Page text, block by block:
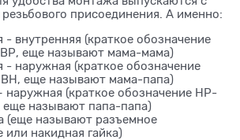
присоединения. А именно:
- внутренняя (краткое обозначение
еще называют мама-мама)
- наружная (краткое обозначение
еще называют мама-папа)
наружная (краткое обозначение НР-
называют папа-папа)
(еще называют разъемное
или накидная гайка)